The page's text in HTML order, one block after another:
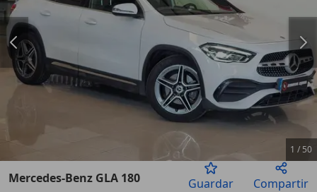
1 / 50
Mercedes-Benz GLA 180 Guardar Compartir